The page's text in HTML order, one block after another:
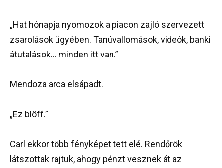
„Hat hónapja nyomozok a piacon zajló szervezett
zsarolások ügyében. Tanúvallomások, videók, banki
átutalások… minden itt van.”
Mendoza arca elsápadt.
„Ez blöff.”
Carl ekkor több fényképet tett elé. Rendőrök
látszottak rajtuk, ahogy pénzt vesznek át az